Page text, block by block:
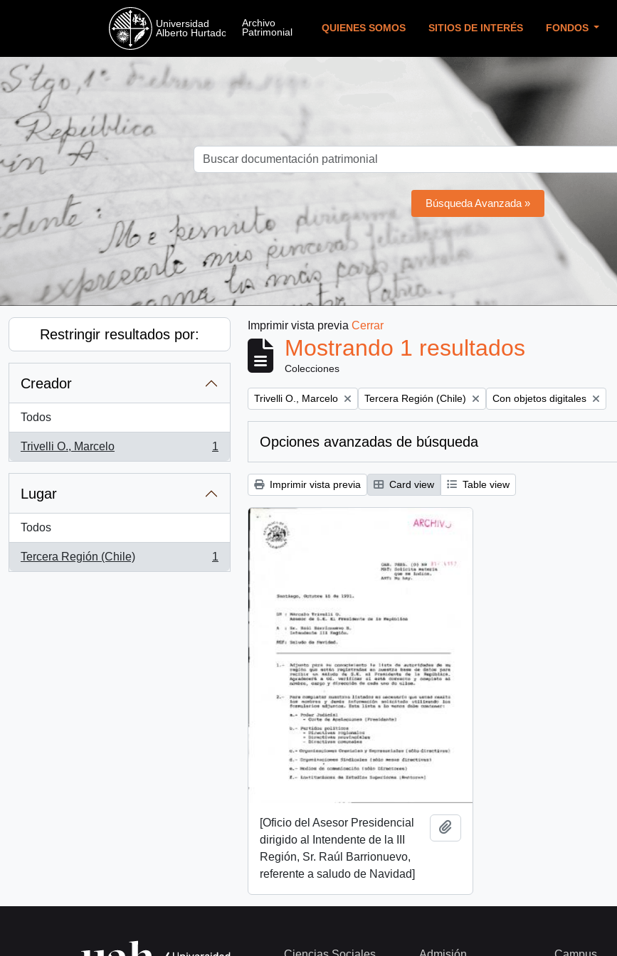
QUIENES SOMOS SITIOS DE INTERÉS FONDOS
Búsqueda Avanzada »
Restringir resultados por:
Creador
Todos
Trivelli O., Marcelo
, 1 resultados
1
Lugar
Todos
Tercera Región (Chile)
, 1 resultados
1
Imprimir vista previa Cerrar
Mostrando 1 resultados
Colecciones
Remove filter:
Trivelli O., Marcelo Remove filter:
Tercera Región (Chile) Remove filter:
Con objetos digitales
Opciones avanzadas de búsqueda
Imprimir vista previa Card view Table view
[Oficio del Asesor Presidencial
dirigido al Intendente de la III
Región, Sr. Raúl Barrionuevo,
referente a saludo de Navidad]